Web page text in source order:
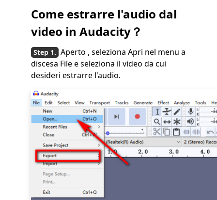
Come estrarre l'audio dal
video in Audacity？
Aperto , seleziona Apri nel menu a
discesa File e seleziona il video da cui
desideri estrarre l'audio.